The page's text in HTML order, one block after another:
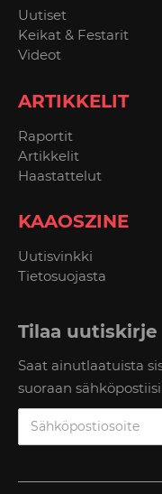
Uutiset
Keikat & Festarit
Videot
ARTIKKELIT
Raportit
Artikkelit
Haastattelut
KAAOSZINE
Uutisvinkki
Tietosuojasta
Tilaa uutiskirje
Saat ainutlaatuista
suoraan